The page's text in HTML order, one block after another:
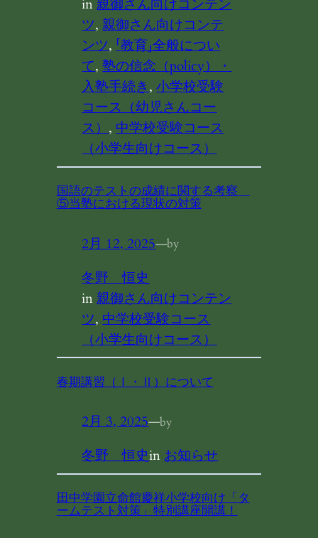
in親御さん向けコンテン
ツ, 親御さん向けコンテ
ンツ, 「教育」全般につい
て, 塾の信念（policy）・
入塾手続き, 小学校受験
コース（幼児さんコー
ス）, 中学校受験コース
（小学生向けコース）
国語のテストの成績に関する考察
⑤当塾における現状の対策
2月 12, 2025—by
冬野 恒史
in親御さん向けコンテン
ツ, 中学校受験コース
（小学生向けコース）
春期講習（Ⅰ・Ⅱ）について
2月 3, 2025—by
冬野 恒史inお知らせ
田中学園立命館慶祥小学校向け「タ
ームテスト対策」特別講座開講！